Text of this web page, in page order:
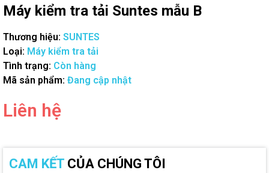
Máy kiểm tra tải Suntes mẫu B
Thương hiệu: SUNTES
Loại: Máy kiểm tra tải
Tình trạng: Còn hàng
Mã sản phẩm: Đang cập nhật
Liên hệ
CAM KẾT CỦA CHÚNG TÔI